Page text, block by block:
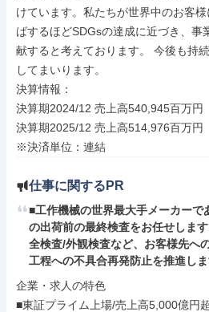
けています。私たちが世界中のお客
ばするほどSDGsの達成に近づき、事
献すると考えております。 今後も持
してまいります。
決算情報：
決算期2024/12 売上高540,945百万円
決算期2025/12 売上高514,976百万円
※決済単位：連結
仕事に関するPR
■工作機械の世界最大手メーカーで
の出荷前の最終検査をお任せしま
全検査/外観検査など、お客様先へ
工程への不具合再発防止を推進しま
企業・求人の特色
■東証プライム上場/売上高5,000億円